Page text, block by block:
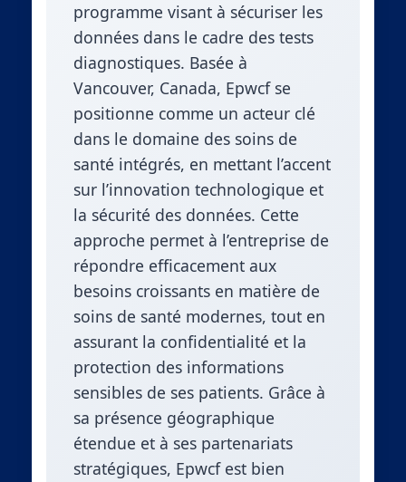
programme visant à sécuriser les
données dans le cadre des tests
diagnostiques. Basée à
Vancouver, Canada, Epwcf se
positionne comme un acteur clé
dans le domaine des soins de
santé intégrés, en mettant l’accent
sur l’innovation technologique et
la sécurité des données. Cette
approche permet à l’entreprise de
répondre efficacement aux
besoins croissants en matière de
soins de santé modernes, tout en
assurant la confidentialité et la
protection des informations
sensibles de ses patients. Grâce à
sa présence géographique
étendue et à ses partenariats
stratégiques, Epwcf est bien